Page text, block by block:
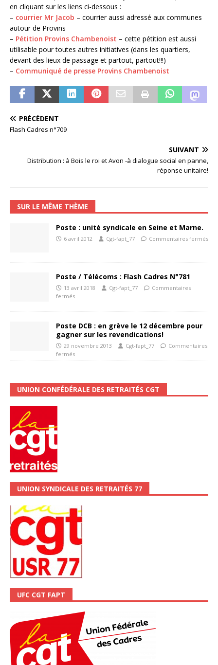
en cliquant sur les liens ci-dessous :
– courrier Mr Jacob – courrier aussi adressé aux communes
autour de Provins
– Pétition Provins Chambenoist – cette pétition est aussi
utilisable pour toutes autres initiatives (dans les quartiers,
devant des lieux de passage et partout, partout!!!)
– Communiqué de presse Provins Chambenoist
PRÉCÉDENT
Flash Cadres n°709
SUIVANT
Distribution : à Bois le roi et Avon -à dialogue social en panne,
réponse unitaire!
SUR LE MÊME THÈME
Poste : unité syndicale en Seine et Marne.
6 avril 2012 Cgt-fapt_77 Commentaires fermés
Poste / Télécoms : Flash Cadres N°781
13 avril 2018 Cgt-fapt_77
Commentaires
fermés
Poste DCB : en grève le 12 décembre pour
gagner sur les revendications!
29 novembre 2013 Cgt-fapt_77
Commentaires
fermés
UNION CONFÉDÉRALE DES RETRAITÉS CGT
UNION SYNDICALE DES RETRAITÉS 77
UFC CGT FAPT